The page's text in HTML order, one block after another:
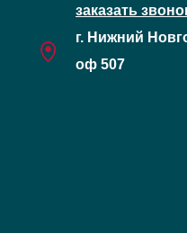
заказать
г. Нижний
оф 507